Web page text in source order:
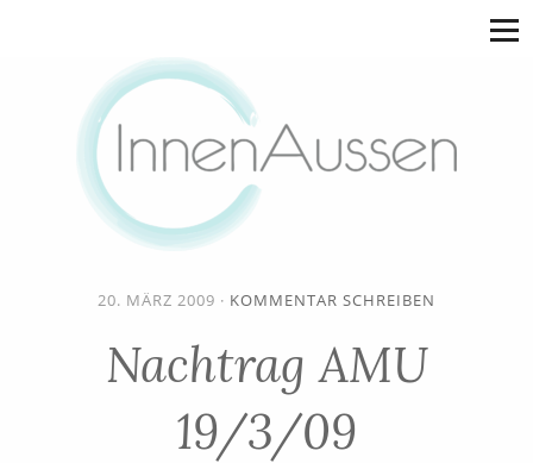
20. MÄRZ 2009 · KOMMENTAR SCHREIBEN
Nachtrag AMU
19/3/09